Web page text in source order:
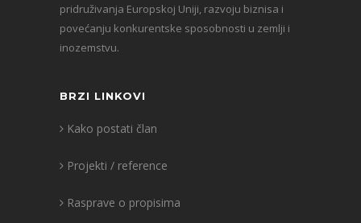
pridruživanja Europskoj Uniji, razvoju biznisa i
povećanju konkurentske sposobnosti u zemlji i
inozemstvu.
BRZI LINKOVI
Kako postati član
Projekti / reference
Rasprave o propisima